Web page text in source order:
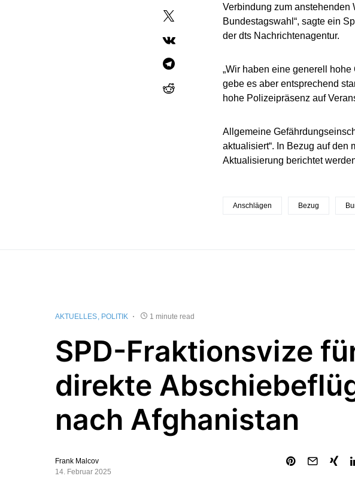
Verbindung zum anstehenden
Bundestagswahl“, sagte ein
der dts Nachrichtenagentur.
„Wir haben eine generell
gebe es aber entsprechend
hohe Polizeipräsenz auf
Allgemeine
aktualisiert“. In Bezug auf
Aktualisierung berichtet
Anschlägen Bezug
AKTUELLES POLITIK 1 minute read
SPD-Fraktionsvize
direkte
nach Afghanistan
Frank Malcov
14. Februar 2025